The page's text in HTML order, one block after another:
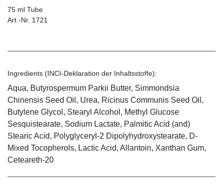
75 ml Tube
Art.-Nr. 1721
Ingredients (INCI-Deklaration der Inhaltsstoffe):
Aqua, Butyrospermum Parkii Butter, Simmondsia
Chinensis Seed Oil, Urea, Ricinus Communis Seed Oil,
Butylene Glycol, Stearyl Alcohol, Methyl Glucose
Sesquistearate, Sodium Lactate, Palmitic Acid (and)
Stearic Acid, Polyglyceryl-2 Dipolyhydroxystearate, D-
Mixed Tocopherols, Lactic Acid, Allantoin, Xanthan Gum,
Ceteareth-20